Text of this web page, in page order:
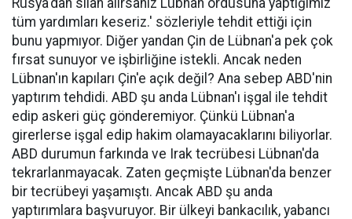
tüm yardımları keseriz.' sözleriyle tehdit ettiği için
bunu yapmıyor. Diğer yandan Çin de Lübnan'a pek çok
fırsat sunuyor ve işbirliğine istekli. Ancak neden
Lübnan'ın kapıları Çin'e açık değil? Ana sebep ABD'nin
yaptırım tehdidi. ABD şu anda Lübnan'ı işgal ile tehdit
edip askeri güç gönderemiyor. Çünkü Lübnan'a
girerlerse işgal edip hakim olamayacaklarını biliyorlar.
ABD durumun farkında ve Irak tecrübesi Lübnan'da
tekrarlanmayacak. Zaten geçmişte Lübnan'da benzer
bir tecrübeyi yaşamıştı. Ancak ABD şu anda
yaptırımlara başvuruyor. Bir ülkeyi bankacılık, yabancı